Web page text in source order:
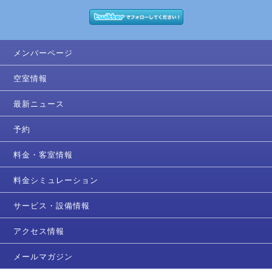
メンバーページ
空室情報
最新ニュース
予約
料金・客室情報
料金シミュレーション
サービス・設備情報
アクセス情報
メールマガジン